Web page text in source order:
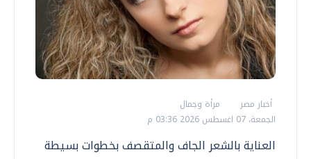
أخبار مصر
مرأة وجمال
الجمعة، 07 اغسطس 2026 03:36 م
العناية بالشعر الجاف والمتقصف بخطوات بسيطة